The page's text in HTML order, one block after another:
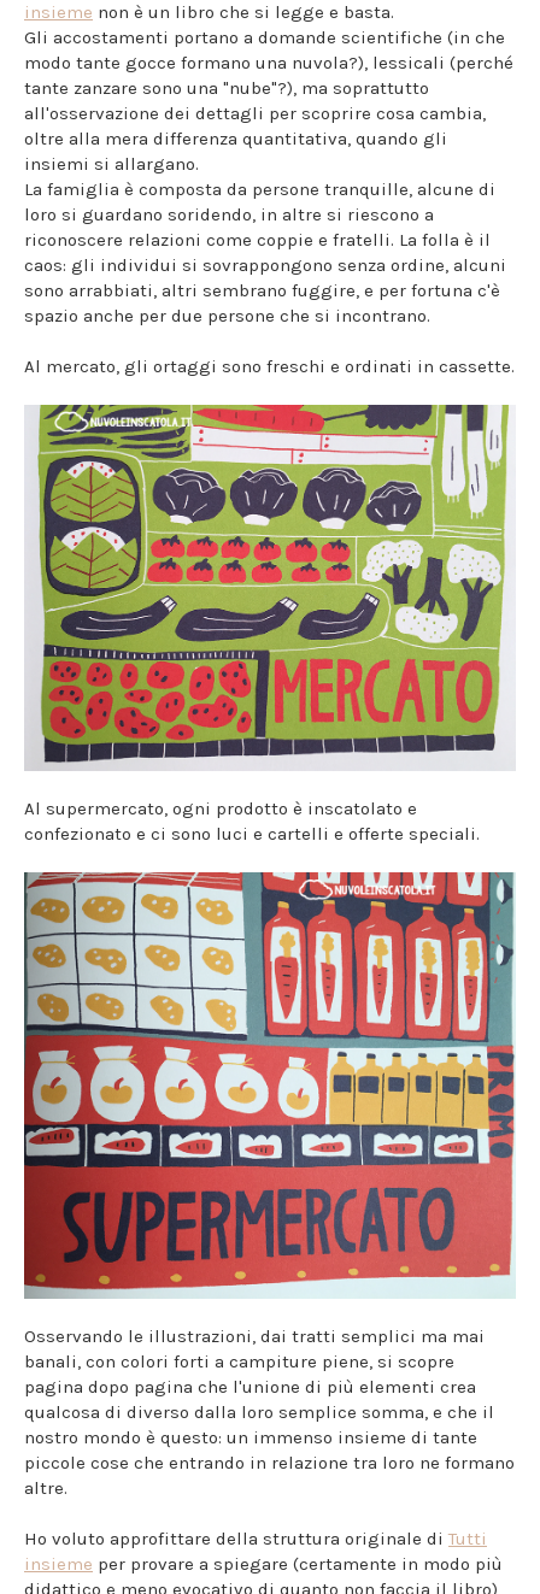
insieme non è un libro che si legge e basta.
Gli accostamenti portano a domande scientifiche (in che
modo tante gocce formano una nuvola?), lessicali (perché
tante zanzare sono una "nube"?), ma soprattutto
all'osservazione dei dettagli per scoprire cosa cambia,
oltre alla mera differenza quantitativa, quando gli
insiemi si allargano.
La famiglia è composta da persone tranquille, alcune di
loro si guardano soridendo, in altre si riescono a
riconoscere relazioni come coppie e fratelli. La folla è il
caos: gli individui si sovrappongono senza ordine, alcuni
sono arrabbiati, altri sembrano fuggire, e per fortuna c'è
spazio anche per due persone che si incontrano.
Al mercato, gli ortaggi sono freschi e ordinati in cassette.
Al supermercato, ogni prodotto è inscatolato e
confezionato e ci sono luci e cartelli e offerte speciali.
Osservando le illustrazioni, dai tratti semplici ma mai
banali, con colori forti a campiture piene, si scopre
pagina dopo pagina che l'unione di più elementi crea
qualcosa di diverso dalla loro semplice somma, e che il
nostro mondo è questo: un immenso insieme di tante
piccole cose che entrando in relazione tra loro ne formano
altre.
Ho voluto approfittare della struttura originale diTutti
insieme per provare a spiegare (certamente in modo più
didattico e meno evocativo di quanto non faccia il libro)